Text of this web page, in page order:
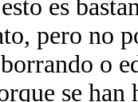
es
pero no
o
se